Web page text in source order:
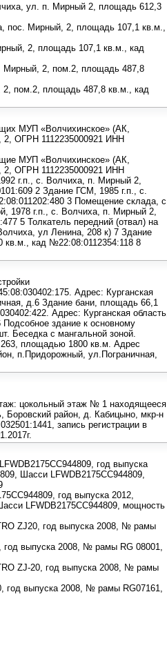
ул. п. Мирный 2, площадь 612,3
пос. Мирный, 2, площадь 107,1 кв.м.,
2, площадь 107,1 кв.м., кад
2, пом.2, площадь 487,8
пом.2, площадь 487,8 кв.м., кад
МУП «Волчихинское» (АК,
2, ОГРН 1112235000921 ИНН
МУП «Волчихинское» (АК,
2, ОГРН 1112235000921 ИНН
г.п., с. Волчиха, п. Мирный 2,
2 Здание ГСМ, 1985 г.п., с.
3 Помещение склада, с.
1978 г.п., с. Волчиха, п. Мирный 2,
5 Толкатель передний (отвал) на
ул Ленина, 208 к) 7 Здание
кв.м., кад №22:08:0112354:118 8
Адрес: Курганская
д.6 Здание бани, площадь 66,1
Адрес: Курганская область,
здание к основному
Беседка с мангальной зоной.
площадью 1800 кв.м. Адрес
п.Придорожный, ул.Пограничная,
цокольный этаж № 1 находящееся
Боровский район, д. Кабицыно, мкр-н
запись регистрации в
год выпуска
Шасси LFWDB2175СС944809,
год выпуска 2012,
LFWDB2175СС944809, мощность
ZJ20, год выпуска 2008, № рамы
год выпуска 2008, № рамы RG 08001,
ZJ-20, год выпуска 2008, № рамы
год выпуска 2008, № рамы RG07161,